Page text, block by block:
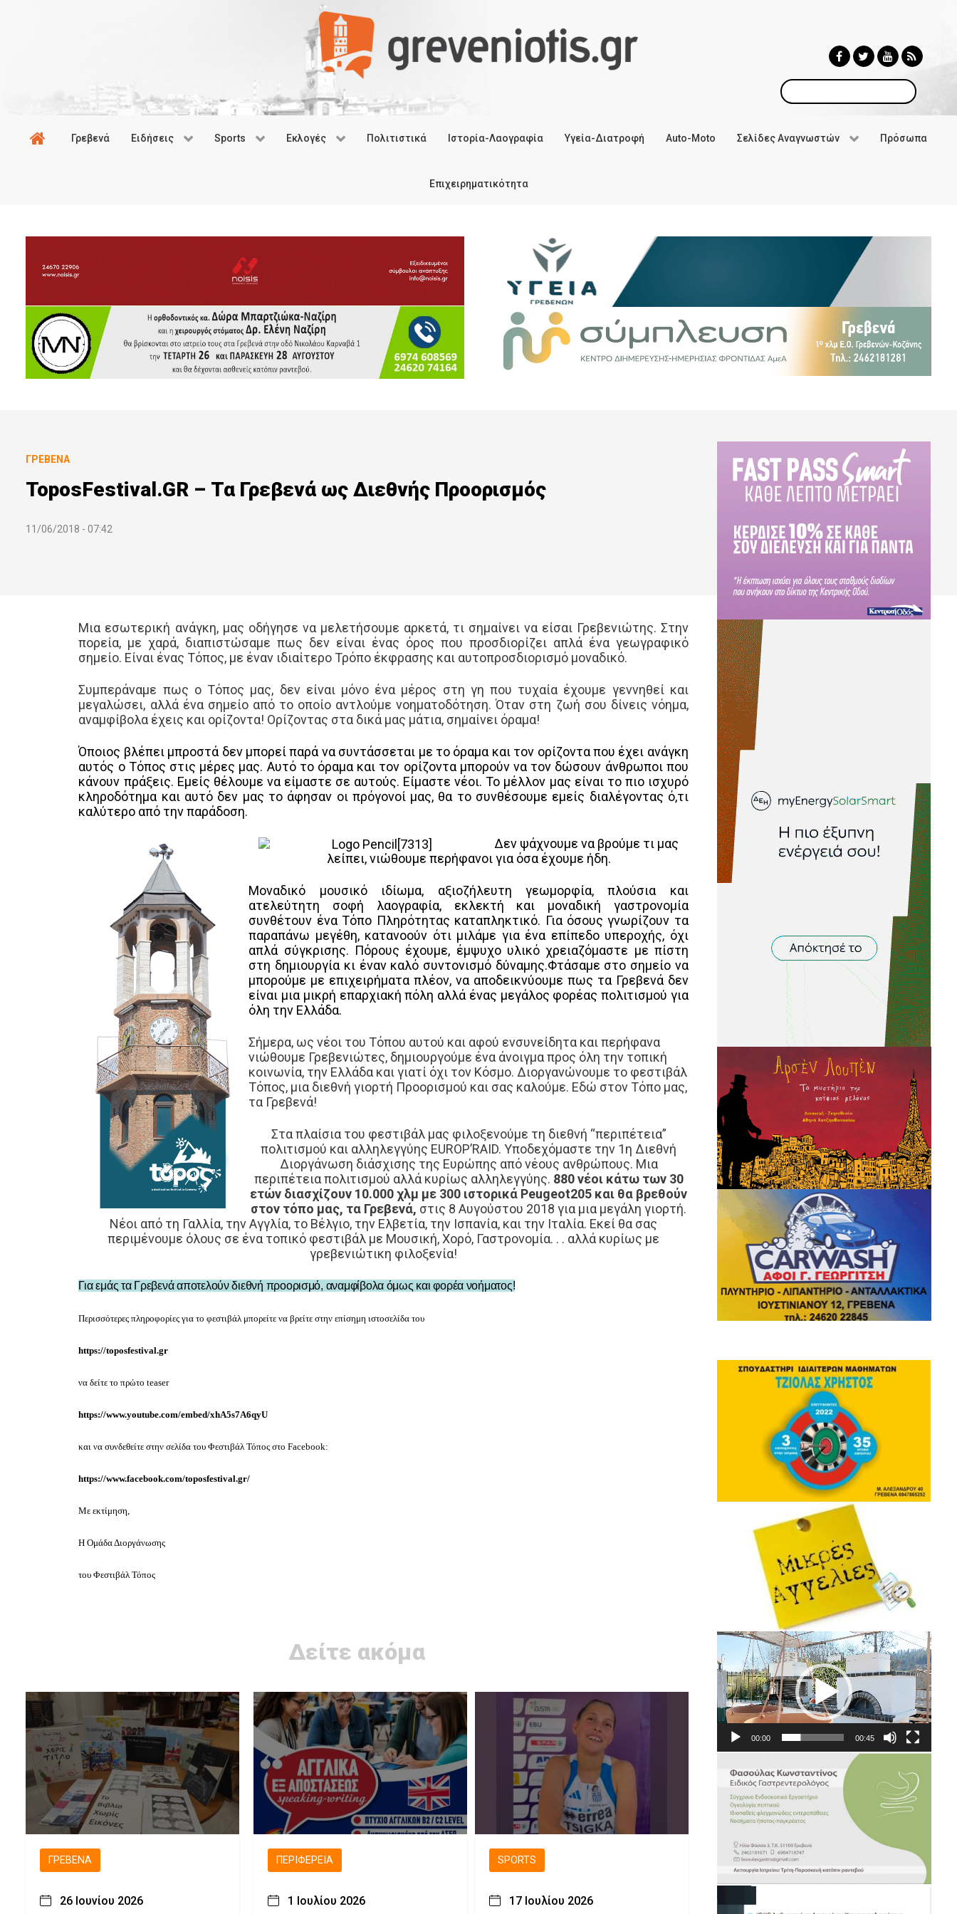
Αναζήτηση
Γρεβενά Ειδήσεις Sports Εκλογές Πολιτιστικά Ιστορία-Λαογραφία Υγεία-Διατροφή Auto-Moto Σελίδες Αναγνωστών Πρόσωπα
Επιχειρηματικότητα
ΓΡΕΒΕΝΆ
ToposFestival.GR – Τα Γρεβενά ως Διεθνής Προορισμός
11/06/2018 - 07:42
Μια εσωτερική ανάγκη, μας οδήγησε να μελετήσουμε αρκετά, τι σημαίνει να είσαι Γρεβενιώτης. Στην
πορεία, με χαρά, διαπιστώσαμε πως δεν είναι ένας όρος που προσδιορίζει απλά ένα γεωγραφικό
σημείο. Είναι ένας Τόπος, με έναν ιδιαίτερο Τρόπο έκφρασης και αυτοπροσδιορισμό μοναδικό.
Συμπεράναμε πως ο Τόπος μας, δεν είναι μόνο ένα μέρος στη γη που τυχαία έχουμε γεννηθεί και
μεγαλώσει, αλλά ένα σημείο από το οποίο αντλούμε νοηματοδότηση. Όταν στη ζωή σου δίνεις νόημα,
αναμφίβολα έχεις και ορίζοντα! Ορίζοντας στα δικά μας μάτια, σημαίνει όραμα!
Όποιος βλέπει μπροστά δεν μπορεί παρά να συντάσσεται με το όραμα και τον ορίζοντα που έχει ανάγκη
αυτός ο Τόπος στις μέρες μας. Αυτό το όραμα και τον ορίζοντα μπορούν να τον δώσουν άνθρωποι που
κάνουν πράξεις. Εμείς θέλουμε να είμαστε σε αυτούς. Είμαστε νέοι.Το μέλλον μας είναι το πιο ισχυρό
κληροδότημα και αυτό δεν μας το άφησαν οι πρόγονοί μας, θα το συνθέσουμε εμείς διαλέγοντας ό,τι
καλύτερο από την παράδοση.
Δεν ψάχνουμε να βρούμε τι μας
λείπει, νιώθουμε περήφανοι για όσα έχουμε ήδη.
Μοναδικό μουσικό ιδίωμα, αξιοζήλευτη γεωμορφία, πλούσια και
ατελεύτητη σοφή λαογραφία, εκλεκτή και μοναδική γαστρονομία
συνθέτουν ένα Τόπο Πληρότητας καταπληκτικό. Για όσους γνωρίζουν τα
παραπάνω μεγέθη, κατανοούν ότι μιλάμε για ένα επίπεδο υπεροχής, όχι
απλά σύγκρισης. Πόρους έχουμε, έμψυχο υλικό χρειαζόμαστε με πίστη
στη δημιουργία κι έναν καλό συντονισμό δύναμης.Φτάσαμε στο σημείο να
μπορούμε με επιχειρήματα πλέον, να αποδεικνύουμε πως τα Γρεβενά δεν
είναι μια μικρή επαρχιακή πόλη αλλά ένας μεγάλος φορέας πολιτισμού για
όλη την Ελλάδα.
Σήμερα, ως νέοι του Τόπου αυτού και αφού ενσυνείδητα και περήφανα
νιώθουμε Γρεβενιώτες, δημιουργούμε ένα άνοιγμα προς όλη την τοπική
κοινωνία, την Ελλάδα και γιατί όχι τον Κόσμο. Διοργανώνουμε το φεστιβάλ
Τόπος, μια διεθνή γιορτή Προορισμού και σας καλούμε. Εδώ στον Τόπο μας,
τα Γρεβενά!
Στα πλαίσια του φεστιβάλ μας φιλοξενούμε τη διεθνή “περιπέτεια”
πολιτισμού και αλληλεγγύης EUROP’RAID. Υποδεχόμαστε την 1η Διεθνή
Διοργάνωση διάσχισης της Ευρώπης από νέους ανθρώπους. Μια
περιπέτεια πολιτισμού αλλά κυρίως αλληλεγγύης. 880 νέοι κάτω των 30
ετών διασχίζουν 10.000 χλμ με 300 ιστορικά Peugeot205 και θα βρεθούν
στον τόπο μας, τα Γρεβενά, στις 8 Αυγούστου 2018 για μια μεγάλη γιορτή.
Νέοι από τη Γαλλία, την Αγγλία, το Βέλγιο, την Ελβετία, την Ισπανία, και την Ιταλία. Εκεί θα σας
περιμένουμε όλους σε ένα τοπικό φεστιβάλ με Μουσική, Χορό, Γαστρονομία. . . αλλά κυρίως με
γρεβενιώτικη φιλοξενία!
Για εμάς τα Γρεβενά αποτελούν διεθνή προορισμό, αναμφίβολα όμως και φορέα νοήματος!
Περισσότερες πληροφορίες για το φεστιβάλ μπορείτε να βρείτε στην επίσημη ιστοσελίδα του
https://toposfestival.gr
να δείτε το πρώτο teaser
https://www.youtube.com/embed/xhA5s7A6qyU
και να συνδεθείτε στην σελίδα του Φεστιβάλ Τόπος στο Facebook:
https://www.facebook.com/toposfestival.gr/
Με εκτίμηση,
Η Ομάδα Διοργάνωσης
του Φεστιβάλ Τόπος
Δείτε ακόμα
ΓΡΕΒΕΝΆ
26 Ιουνίου 2026
ΠΕΡΙΦΈΡΕΙΑ
1 Ιουλίου 2026
SPORTS
17 Ιουλίου 2026
Πρόγραμμα
Αναπαραγωγής
Βίντεο
00:00 00:45